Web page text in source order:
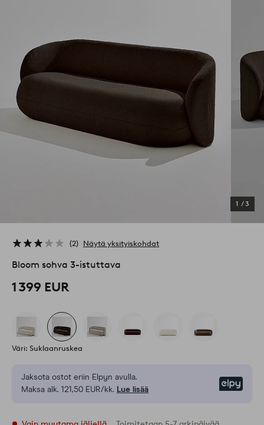
1 /3
2 Näytä yksityiskohdat
Bloom sohva 3-istuttava
1 399 EUR
Väri: Suklaanruskea
Jaksota ostot eriin Elpyn avulla.
Maksa alk. 121,50 EUR/kk. Lue lisää